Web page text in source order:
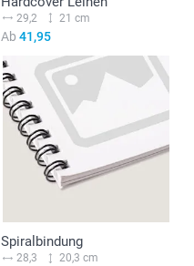
29,2 21 cm
Ab 41,95
Spiralbindung
28,3 20,3 cm